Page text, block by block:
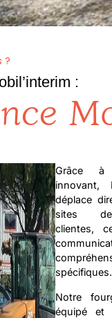
?
:
Grâce à
innovant,
déplace
sites
clientes,
spécifiques.
Notre
équipé et